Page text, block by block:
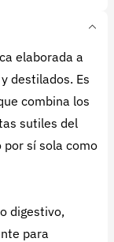
elaborada a
destilados. Es
combina los
sutiles del
sí sola como
digestivo,
para